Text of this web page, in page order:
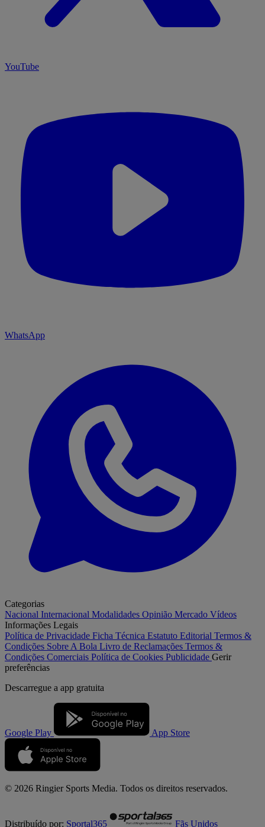
YouTube
WhatsApp
Categorias
Nacional Internacional Modalidades Opinião Mercado Vídeos
Informações Legais
Política de Privacidade Ficha Técnica Estatuto Editorial Termos &
Condições Sobre A Bola Livro de Reclamações Termos &
Condições Comerciais Política de Cookies Publicidade Gerir
preferências
Descarregue a app gratuita
Google Play App Store
© 2026 Ringier Sports Media. Todos os direitos reservados.
Distribuído por: Sportal365 Fãs Unidos